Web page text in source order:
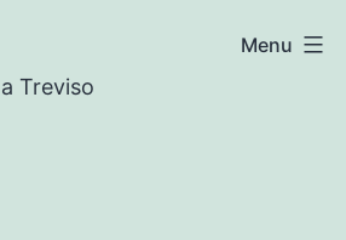
Treviso
Menu